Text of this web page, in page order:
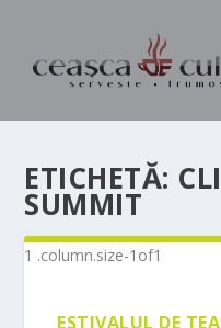
ETICHETĂ:
SUMMIT
ESTIVALUL DE